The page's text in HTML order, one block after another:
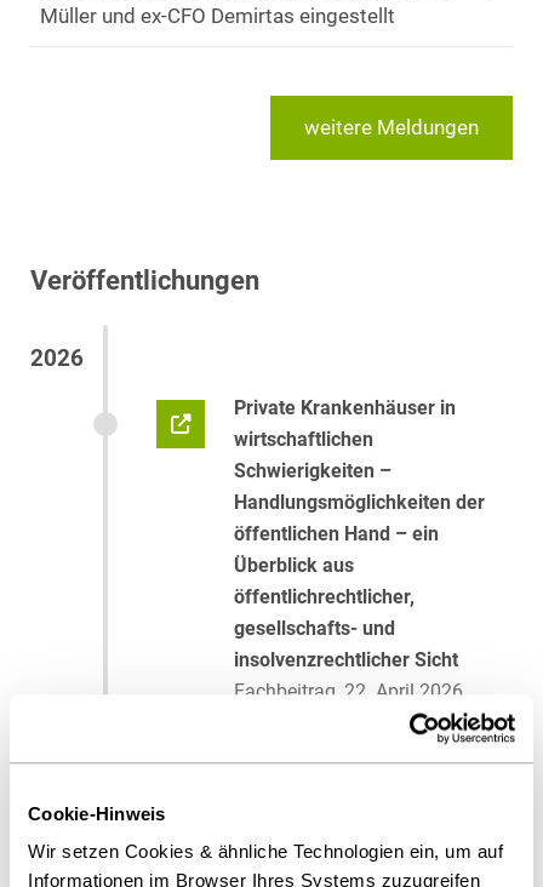
Cookie-Hinweis
Wir setzen Cookies & ähnliche Technologien ein, um auf
Informationen im Browser Ihres Systems zuzugreifen
Müller und ex-CFO Demirtas eingestellt
weitere Meldungen
Veröffentlichungen
2026
Private Krankenhäuser in
wirtschaftlichen
Schwierigkeiten –
Handlungsmöglichkeiten der
öffentlichen Hand – ein
Überblick aus
öffentlichrechtlicher,
gesellschafts- und
insolvenzrechtlicher Sicht
Fachbeitrag, 22. April 2026,
Christine Grau,